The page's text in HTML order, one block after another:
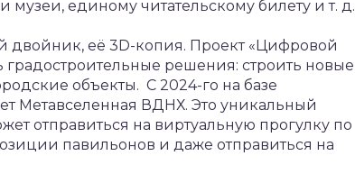
единому читательскому билету и т. д.
двойник, её 3D-копия. Проект «Цифровой
решения: строить новые
объекты. С 2024-го на базе
Метавселенная ВДНХ. Это уникальный
отправиться на виртуальную прогулку по
павильонов и даже отправиться на